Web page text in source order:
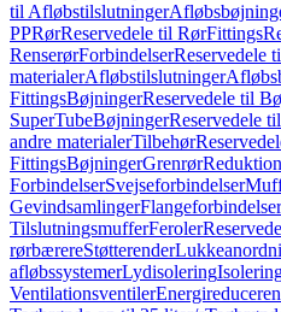
til Afløbstilslutninger
PPRørReservedele til RørFittings
RenserørForbindelserReservedele
materialerAfløbstilslutninger
FittingsBøjningerReservedele til
SuperTubeBøjningerReservedele
andre materialerTilbehør
FittingsBøjningerGrenrør
ForbindelserSvejseforbindelser
GevindsamlingerFlangeforbindelser
TilslutningsmufferFeroler
rørbærereStøtterender
afløbssystemerLydisolering
Ventilationsventiler